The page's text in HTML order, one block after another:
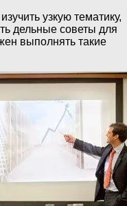
узкую тематику,
дельные советы для
выполнять такие